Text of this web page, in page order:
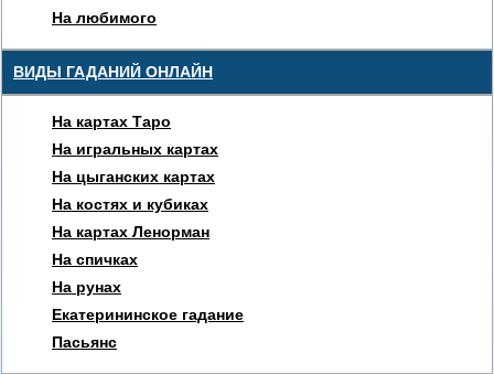
На любимого
ВИДЫ ГАДАНИЙ ОНЛАЙН
На картах Таро
На игральных картах
На цыганских картах
На костях и кубиках
На картах Ленорман
На спичках
На рунах
Екатерининское гадание
Пасьянс